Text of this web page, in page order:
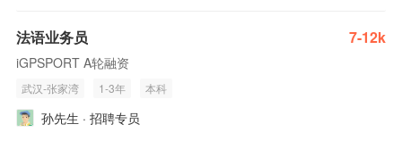
法语业务员 7-12k
iGPSPORT A轮融资
武汉-张家湾 1-3年 本科
孙先生 · 招聘专员